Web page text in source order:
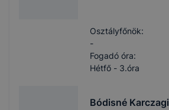
Osztályfőnök:
-
Fogadó óra:
Hétfő - 3.óra
Bódisné Karczagi